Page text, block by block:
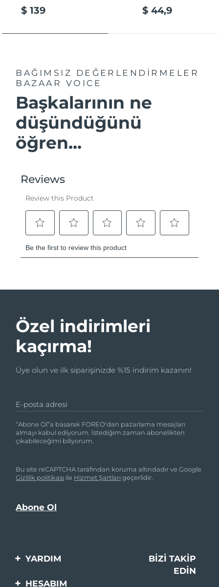
$ 139 $ 44,9
BAĞIMSIZ DEĞERLENDİRMELER
BAZAAR VOICE
Başkalarının ne
düşündüğünü
öğren...
Özel indirimleri
kaçırma!
Üye olun ve ilk siparişinizde %15 indirim kazanın!
E-posta adresi
“Abone Ol”a basarak FOREO'dan pazarlama mesajları
almayı kabul ediyorum. İstediğim zaman abonelikten
çıkabileceğimi biliyorum.
Bu site reCAPTCHA tarafından koruma altındadır ve Google
Gizlilik politikası ile Hizmet Şartlarıgeçerlidir.
YARDIM
Bi̇zi̇mle İleti̇şi̇me Geçi̇n
BIZI TAKIP
EDIN
HESABIM